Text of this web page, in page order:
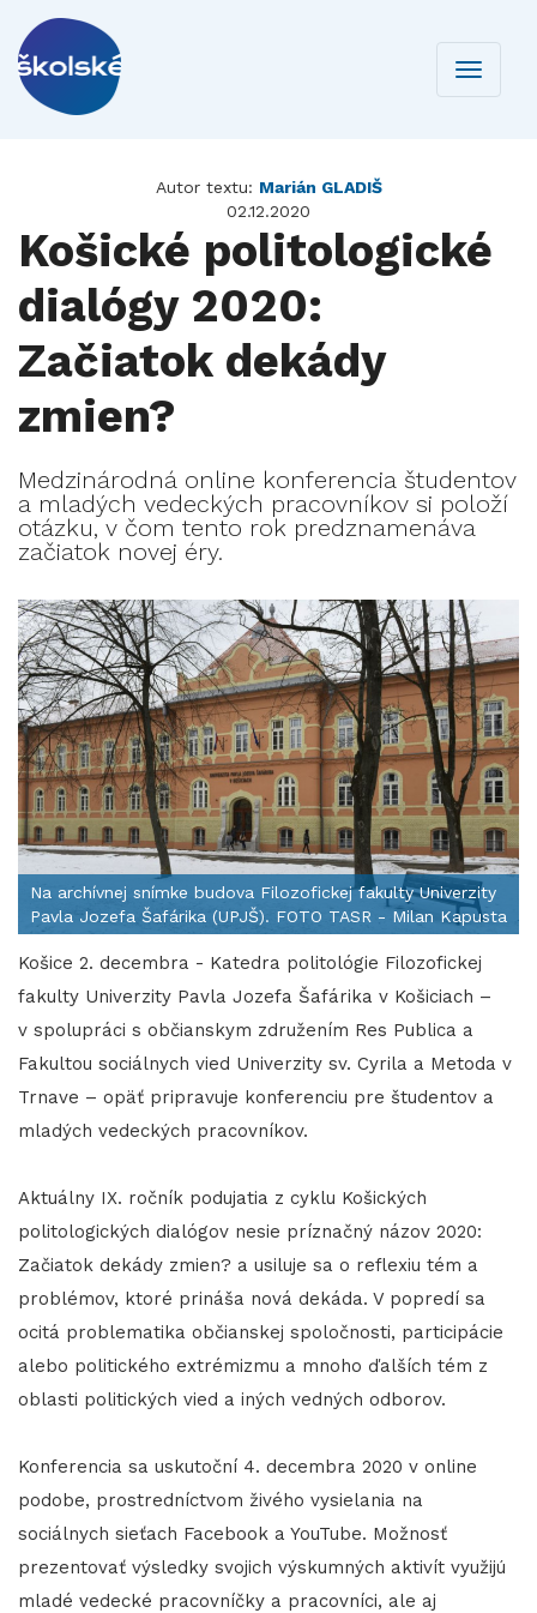
Toggle
Autor textu: Marián GLADIŠ
02.12.2020
Košické politologické
dialógy 2020:
Začiatok dekády
zmien?
Medzinárodná online konferencia študentov
a mladých vedeckých pracovníkov si položí
otázku, v čom tento rok predznamenáva
začiatok novej éry.
Na archívnej snímke budova Filozofickej fakulty Univerzity
Pavla Jozefa Šafárika (UPJŠ). FOTO TASR - Milan Kapusta
Košice 2. decembra - Katedra politológie Filozofickej
fakulty Univerzity Pavla Jozefa Šafárika v Košiciach –
v spolupráci s občianskym združením Res Publica a
Fakultou sociálnych vied Univerzity sv. Cyrila a Metoda v
Trnave – opäť pripravuje konferenciu pre študentov a
mladých vedeckých pracovníkov.
Aktuálny IX. ročník podujatia z cyklu Košických
politologických dialógov nesie príznačný názov 2020:
Začiatok dekády zmien? a usiluje sa o reflexiu tém a
problémov, ktoré prináša nová dekáda. V popredí sa
ocitá problematika občianskej spoločnosti, participácie
alebo politického extrémizmu a mnoho ďalších tém z
oblasti politických vied a iných vedných odborov.
Konferencia sa uskutoční 4. decembra 2020 v online
podobe, prostredníctvom živého vysielania na
sociálnych sieťach Facebook a YouTube. Možnosť
prezentovať výsledky svojich výskumných aktivít využijú
mladé vedecké pracovníčky a pracovníci, ale aj